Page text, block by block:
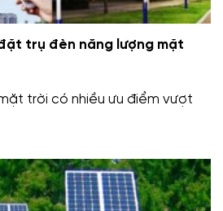
đặt trụ đèn năng lượng mặt
trời có nhiều ưu điểm vượt